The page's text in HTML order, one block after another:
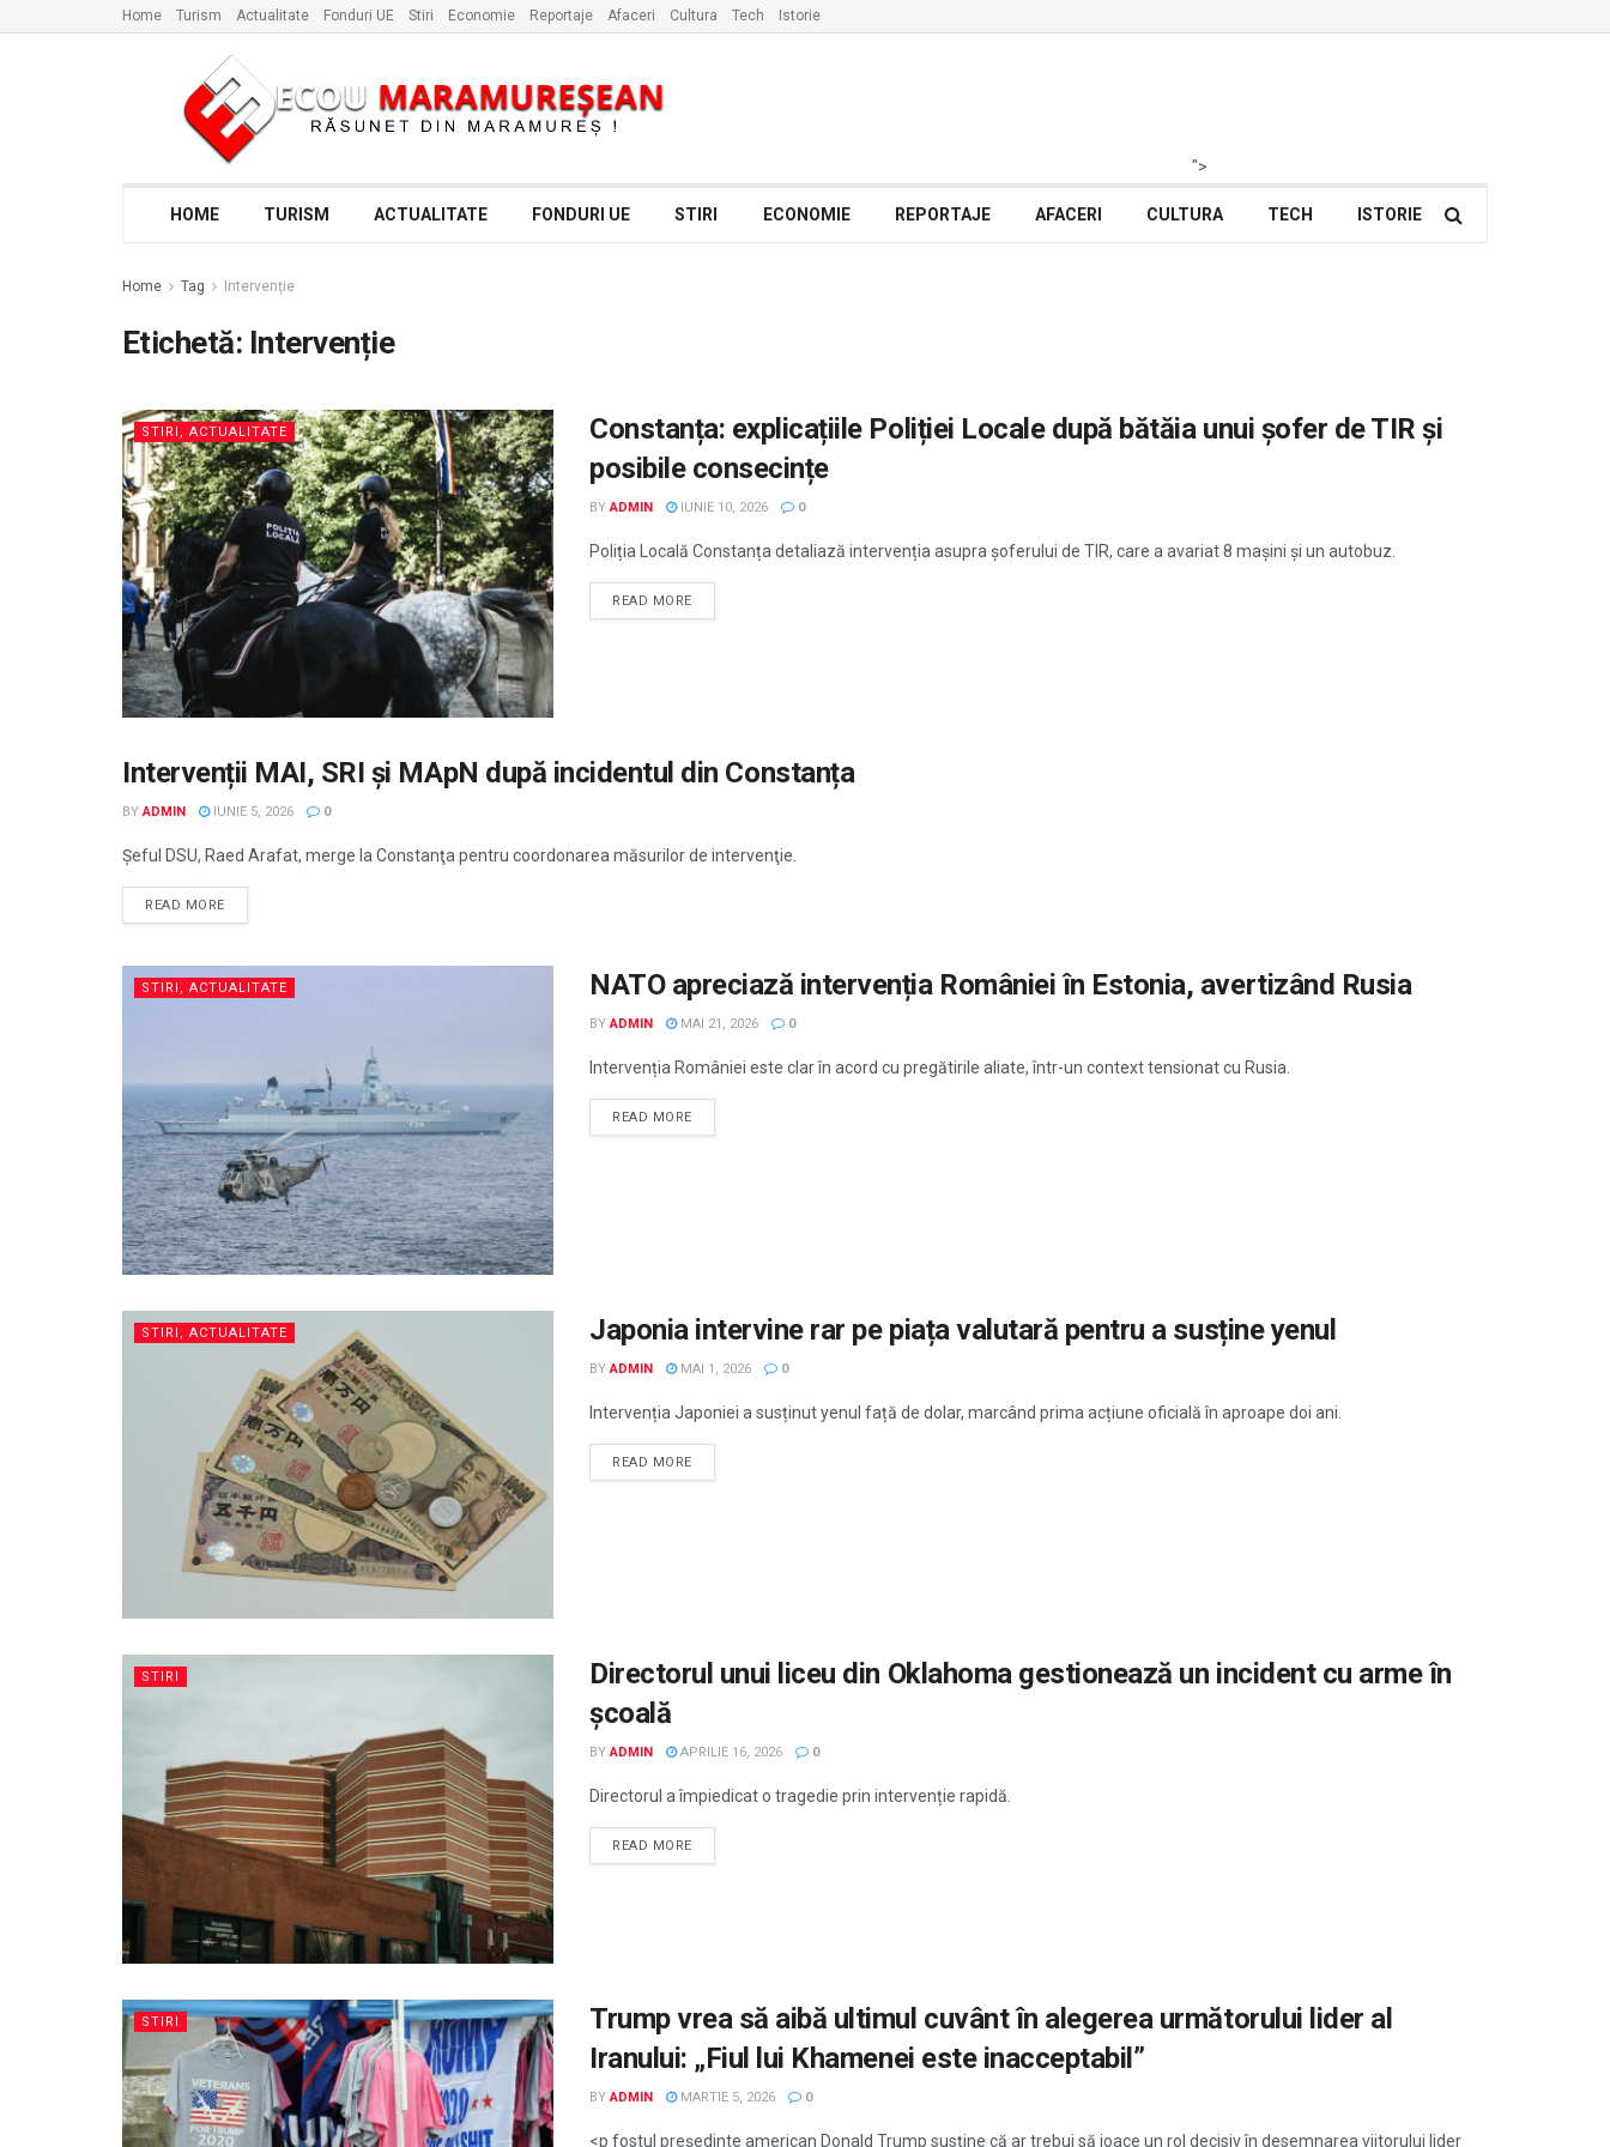
Home Turism Actualitate Fonduri UE Stiri Economie Reportaje Afaceri Cultura Tech Istorie
">
HOME TURISM ACTUALITATE FONDURI UE STIRI ECONOMIE REPORTAJE AFACERI CULTURA TECH ISTORIE
Home Tag Intervenție
Etichetă: Intervenție
STIRI, ACTUALITATE
Constanța: explicațiile Poliției Locale după bătăia unui șofer de TIR și
posibile consecințe
BY ADMIN IUNIE 10, 2026 0
Poliția Locală Constanța detaliază intervenția asupra șoferului de TIR, care a avariat 8 mașini și un autobuz.
READ MORE
ECONOMIE
Intervenții MAI, SRI și MApN după incidentul din Constanța
BY ADMIN IUNIE 5, 2026 0
Şeful DSU, Raed Arafat, merge la Constanţa pentru coordonarea măsurilor de intervenţie.
READ MORE
STIRI, ACTUALITATE NATO apreciază intervenția României în Estonia, avertizând Rusia
BY ADMIN MAI 21, 2026 0
Intervenția României este clar în acord cu pregătirile aliate, într-un context tensionat cu Rusia.
READ MORE
STIRI, ACTUALITATE Japonia intervine rar pe piața valutară pentru a susține yenul
BY ADMIN MAI 1, 2026 0
Intervenția Japoniei a susținut yenul față de dolar, marcând prima acțiune oficială în aproape doi ani.
READ MORE
STIRI
Directorul unui liceu din Oklahoma gestionează un incident cu arme în
școală
BY ADMIN APRILIE 16, 2026 0
Directorul a împiedicat o tragedie prin intervenție rapidă.
READ MORE
STIRI
Trump vrea să aibă ultimul cuvânt în alegerea următorului lider al
Iranului: „Fiul lui Khamenei este inacceptabil”
BY ADMIN MARTIE 5, 2026 0
<p fostul președinte american Donald Trump susține că ar trebui să joace un rol decisiv în desemnarea viitorului lider